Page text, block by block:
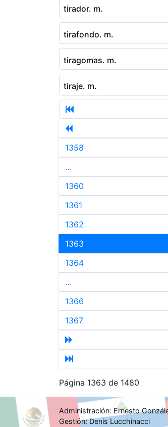
tirador. m.
tirafondo. m.
tiragomas. m.
tiraje. m.
1358
...
1360
1361
1362
1363
1364
...
1366
1367
Página 1363 de 1480
Administración: Ernesto
Gestión: Denis Lucchinacci